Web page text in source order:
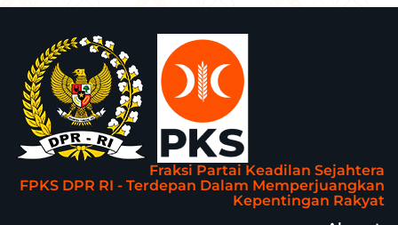
Fraksi Partai Keadilan Sejahtera
FPKS DPR RI - Terdepan Dalam Memperjuangkan
Kepentingan Rakyat